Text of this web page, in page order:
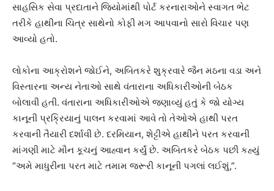
સાહસિક સેવા પ્રદાતાને જિયોમાંથી પોર્ટ કરનારાઓને સ્વાગત ભેટ
તરીકે હાથીના ચિત્ર સાથેનો કોફી મગ આપવાનો સારો વિચાર પણ
આવ્યો હતો.
લોકોના આક્રોશને જોઈને, અબિતકરે શુક્રવારે જૈન મઠના વડા અને
વિસ્તારના અન્ય નેતાઓ સાથે વંતારાના અધિકારીઓની બેઠક
બોલાવી હતી. વંતારાના અધિકારીઓએ જણાવ્યું હતું કે જો યોગ્ય
કાનૂની પ્રક્રિયાનું પાલન કરવામાં આવે તો તેઓએ હાથી પરત
કરવાની તૈયારી દર્શાવી છે. દરમિયાન, શેટ્ટીએ હાથીને પરત કરવાની
માંગણી માટે મૌન કૂચનું આહ્વાન કર્યું છે. અબિતકરે બેઠક પછી કહ્યું
“અમે માધુરીના પરત માટે તમામ જરૂરી કાનૂની પગલાં લઈશું,”.